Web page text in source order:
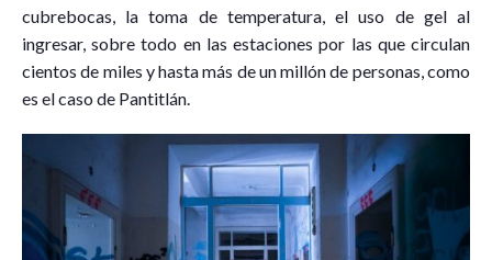
cubrebocas, la toma de temperatura, el uso de gel al
ingresar, sobre todo en las estaciones por las que circulan
cientos de miles y hasta más de un millón de personas, como
es el caso de Pantitlán.